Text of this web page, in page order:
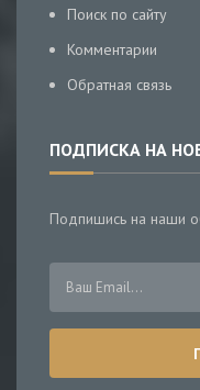
Поиск по сайту
Комментарии
Обратная связь
ПОДПИСКА НА
Подпишись на наши